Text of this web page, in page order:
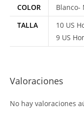
COLOR
Blanco-
TALLA
10 US
9 US
Valoraciones
No hay valoraciones